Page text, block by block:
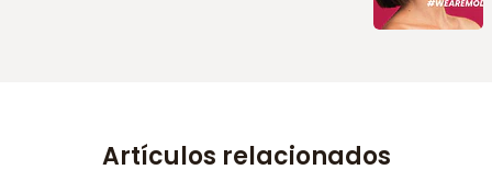
Artículos relacionados